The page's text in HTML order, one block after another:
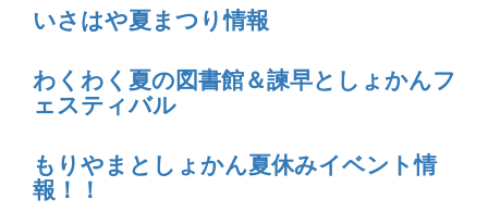
いさはや夏まつり情報
わくわく夏の図書館＆諫早としょかんフ
ェスティバル
もりやまとしょかん夏休みイベント情
報！！